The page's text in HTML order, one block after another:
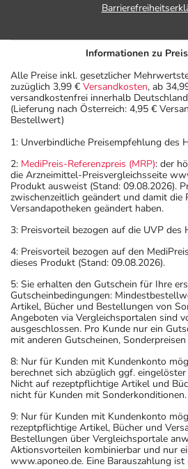
Informationen zu
Alle Preise inkl. gesetzlicher
zuzüglich 3,99 € Versandkosten, ab
versandkostenfrei innerhalb
(Lieferung nach Österreich: 4,95 €
Bestellwert)
1: Unverbindliche Preisempfehlung des
2: MediPreis-Referenzpreis (MRP): der
die Arzneimittel-Preisvergleichsseite
Produkt ausweist (Stand: 09.08.2026).
zwischenzeitlich geändert und damit die
Versandapotheken geändert haben.
3: Preisvorteil bezogen auf die UVP des
4: Preisvorteil bezogen auf den
dieses Produkt (Stand: 09.08.2026).
5: Sie erhalten den Gutschein für Ihre
Gutscheinbedingungen:
Artikel, Bücher und Bestellungen von
Angeboten via Vergleichsportalen sind
ausgeschlossen. Pro Kunde nur ein
mit anderen Gutscheinen,
8: Nur für Kunden mit Kundenkonto
berechnet sich abzüglich ggf.
Nicht auf rezeptpflichtige Artikel und
nicht für Kunden mit Sonderkonditionen.
9: Nur für Kunden mit Kundenkonto
rezeptpflichtige Artikel, Bücher und
Bestellungen über Vergleichsportale
Aktionsvorteilen kombinierbar und nur
www.aponeo.de. Eine Barauszahlung